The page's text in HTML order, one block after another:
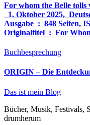
For whom the Belle tolls
1. Oktober 2025,
Ausgabe ‏ : ‎ 848 Seiten, ISBN-13 ‏ : ‎ 978-3764533694,
Originaltitel ‏ :
Buchbesprechung
ORIGIN – Die
Das ist mein Blog
Bücher, Musik, Festivals,
drumherum